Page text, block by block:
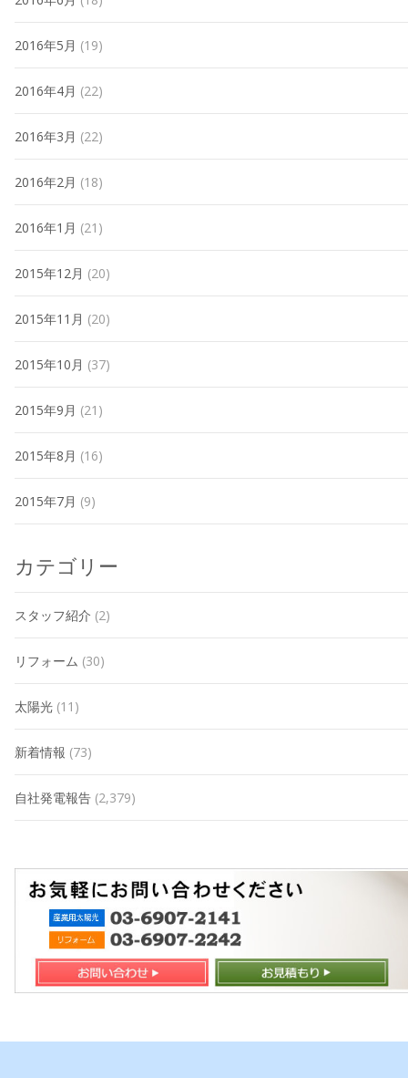
2016年5月 (19)
2016年4月 (22)
2016年3月 (22)
2016年2月 (18)
2016年1月 (21)
2015年12月 (20)
2015年11月 (20)
2015年10月 (37)
2015年9月 (21)
2015年8月 (16)
2015年7月 (9)
カテゴリー
スタッフ紹介 (2)
リフォーム (30)
太陽光 (11)
新着情報 (73)
自社発電報告 (2,379)